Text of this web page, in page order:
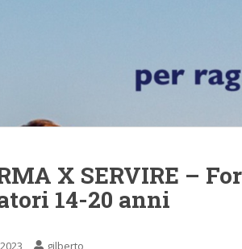
X SERVIRE –
14-20 anni
gilberto